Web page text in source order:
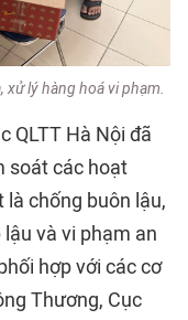
lý hàng hoá vi phạm.
QLTT Hà Nội đã
soát các hoạt
chống buôn lậu,
và vi phạm an
hợp với các cơ
Thương, Cục